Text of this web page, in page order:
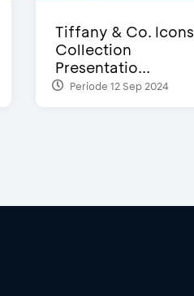
Tiffany & Co. Icons
Collection
Presentatio...
Periode 12 Sep 2024